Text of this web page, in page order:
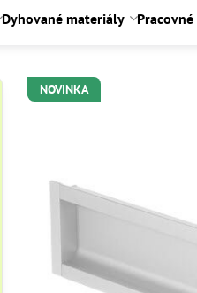
Dyhované materiály
NOVINKA